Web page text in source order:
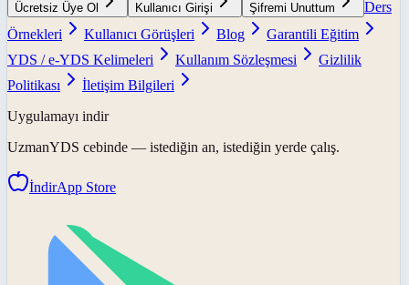
Ücretsiz Üye Ol Kullanıcı Girişi Şifremi Unuttum
Ders
Örnekleri
Kullanıcı Görüşleri Blog
Garantili Eğitim
YDS / e-YDS Kelimeleri
Kullanım Sözleşmesi
Gizlilik
Politikası
İletişim Bilgileri
Uygulamayı indir
UzmanYDS cebinde — istediğin an, istediğin yerde çalış.
İndirApp Store